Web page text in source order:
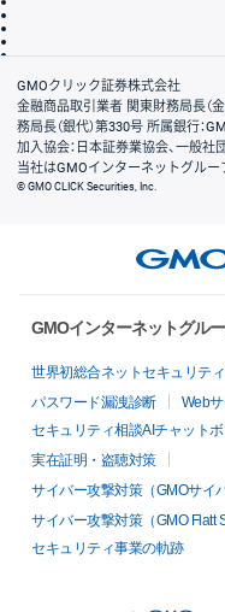
会社案内
GMOクリック証券株式会社
金融商品取引業者 関東財務局長（
務局長（銀代）第330号 所属銀行：
加入協会：日本証券業協会、一般
当社はGMOインターネットグルー
© GMO CLICK Securities, Inc.
GMOインターネットグル
世界初総合ネットセキュリテ
パスワード漏洩診断
Web
セキュリティ相談AIチャットボ
実在証明・盗聴対策
サイバー攻撃対策（GMOサイ
サイバー攻撃対策（GMO Flatt
セキュリティ事業の軌跡